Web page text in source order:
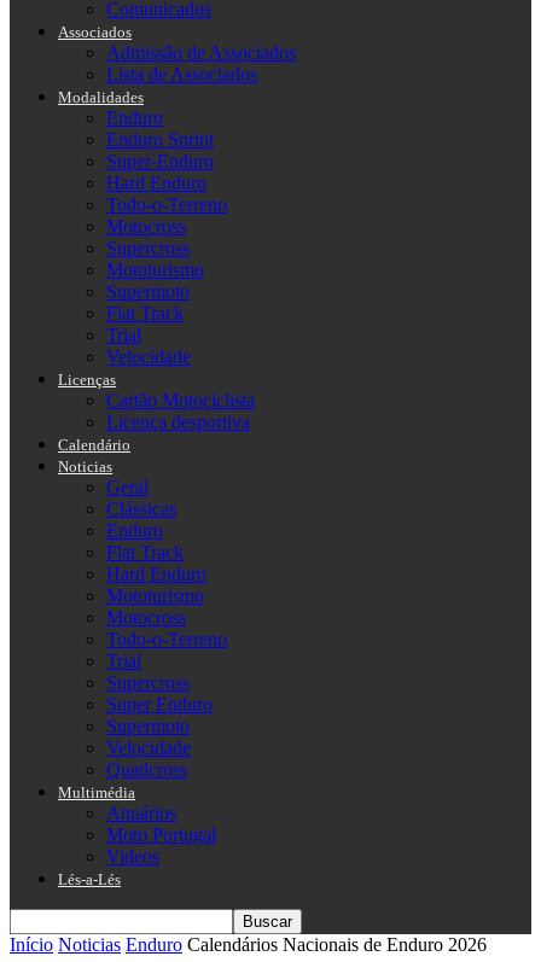
Comunicados
Associados
Admissão de Associados
Lista de Associados
Modalidades
Enduro
Enduro Sprint
Super-Enduro
Hard Enduro
Todo-o-Terreno
Motocross
Supercross
Mototurismo
Supermoto
Flat Track
Trial
Velocidade
Licenças
Cartão Motociclista
Licença desportiva
Calendário
Noticias
Geral
Clássicas
Enduro
Flat Track
Hard Enduro
Mototurismo
Motocross
Todo-o-Terreno
Trial
Supercross
Super Enduro
Supermoto
Velocidade
Quadcross
Multimédia
Anuários
Moto Portugal
Videos
Lés-a-Lés
Início Noticias Enduro Calendários Nacionais de Enduro 2026